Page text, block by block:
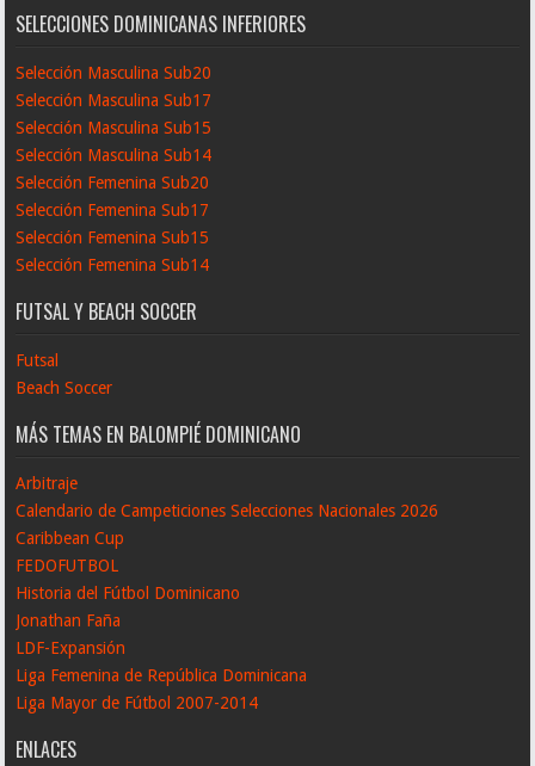
SELECCIONES DOMINICANAS INFERIORES
Selección Masculina Sub20
Selección Masculina Sub17
Selección Masculina Sub15
Selección Masculina Sub14
Selección Femenina Sub20
Selección Femenina Sub17
Selección Femenina Sub15
Selección Femenina Sub14
FUTSAL Y BEACH SOCCER
Futsal
Beach Soccer
MÁS TEMAS EN BALOMPIÉ DOMINICANO
Arbitraje
Calendario de Campeticiones Selecciones Nacionales 2026
Caribbean Cup
FEDOFUTBOL
Historia del Fútbol Dominicano
Jonathan Faña
LDF-Expansión
Liga Femenina de República Dominicana
Liga Mayor de Fútbol 2007-2014
ENLACES